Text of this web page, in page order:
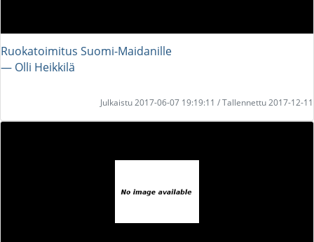
Ruokatoimitus Suomi-Maidanille
― Olli Heikkilä
Julkaistu 2017-06-07 19:19:11 / Tallennettu 2017-12-11